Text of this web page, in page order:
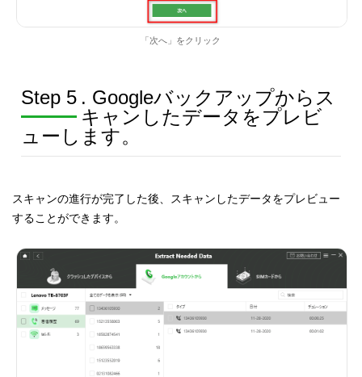
「次へ」をクリック
Step 5 . Googleバックアップからス
キャンしたデータをプレビ
ューします。
スキャンの進行が完了した後、スキャンしたデータをプレビュー
することができます。